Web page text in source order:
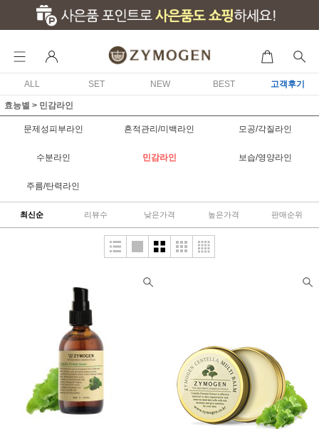
ALL SET NEW BEST 고객후기
효능별 > 민감라인
문제성피부라인 흔적관리/미백라인 모공/각질라인
수분라인 민감라인 보습/영양라인
주름/탄력라인
최신순 리뷰수 낮은가격 높은가격 판매순위